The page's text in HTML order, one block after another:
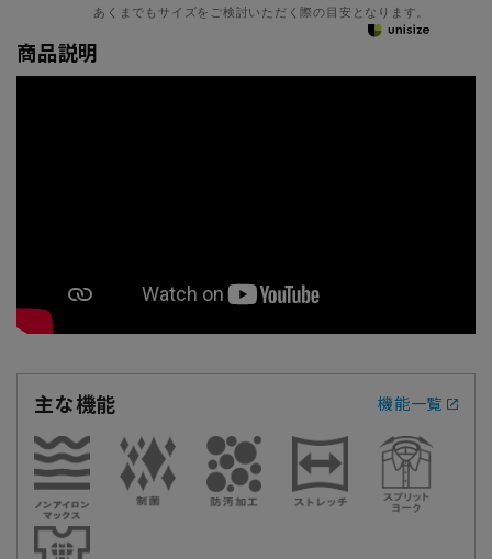
あくまでもサイズをご検討いただく際の目安となります。
商品説明
主な機能 機能一覧